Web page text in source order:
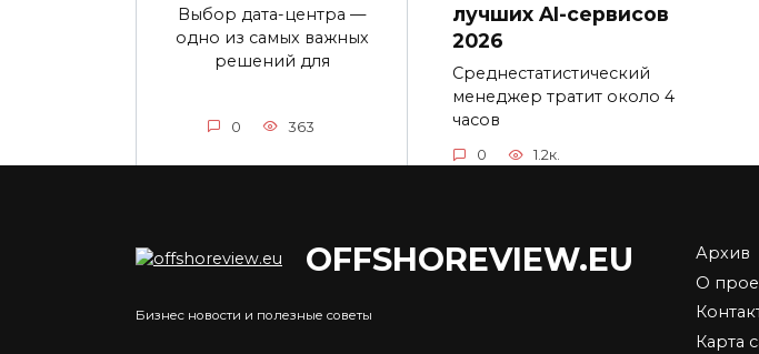
Выбор дата-центра —
одно из самых важных
решений для
0 363
лучших AI-сервисов
2026
Среднестатистический
менеджер тратит около 4
часов
0 1.2к.
Курс фунта к рублю:
прогнозы
Покупка недвижимости
OFFSHOREVIEW.EU
Бизнес новости и полезные советы
Архив
О
Карта